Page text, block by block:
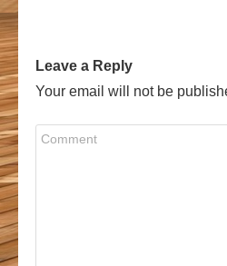
Leave a Reply
Your email will not be